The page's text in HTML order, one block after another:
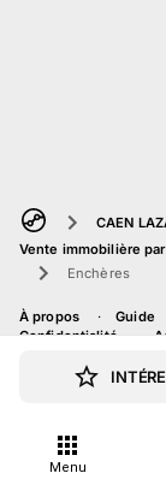
CAEN
Vente immobilière
Enchères
À propos Guide
Confidentialité
Menu